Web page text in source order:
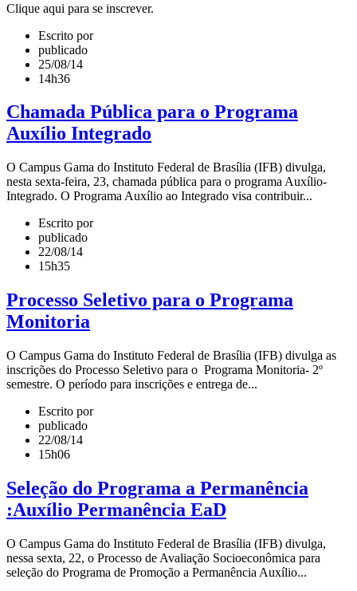
Clique aqui para se inscrever.
Escrito por
publicado
25/08/14
14h36
Chamada Pública para o Programa
Auxílio Integrado
O Campus Gama do Instituto Federal de Brasília (IFB) divulga,
nesta sexta-feira, 23, chamada pública para o programa Auxílio-
Integrado. O Programa Auxílio ao Integrado visa contribuir...
Escrito por
publicado
22/08/14
15h35
Processo Seletivo para o Programa
Monitoria
O Campus Gama do Instituto Federal de Brasília (IFB) divulga as
inscrições do Processo Seletivo para o Programa Monitoria- 2º
semestre. O período para inscrições e entrega de...
Escrito por
publicado
22/08/14
15h06
Seleção do Programa a Permanência
:Auxílio Permanência EaD
O Campus Gama do Instituto Federal de Brasília (IFB) divulga,
nessa sexta, 22, o Processo de Avaliação Socioeconômica para
seleção do Programa de Promoção a Permanência Auxílio...